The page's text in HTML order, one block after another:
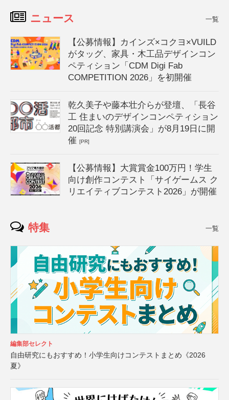
ニュース 一覧
【公募情報】カインズ×コクヨ×VUILD
がタッグ、家具・木工品デザインコン
ペティション「CDM Digi Fab
COMPETITION 2026」を初開催
乾久美子や藤本壮介らが登壇、「長谷
工 住まいのデザインコンペティション
20回記念 特別講演会」が8月19日に開
催[PR]
【公募情報】大賞賞金100万円！学生
向け創作コンテスト「サイゲームス ク
リエイティブコンテスト2026」が開催
特集 一覧
編集部セレクト
自由研究にもおすすめ！小学生向けコンテストまとめ《2026
夏》